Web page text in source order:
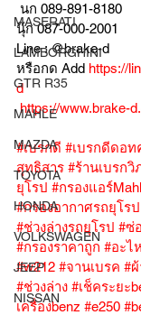
MASERATI
LAMBORGHINI
GTR R35
MAHLE
MAZDA
TOYOTA
HONDA
VOLKSWAGEN
JEEP
NISSAN
นก 089-891-8180
นุ๊ก 087-000-2001
Line : @brake-d
หรือกด Add https://
d
https://www.brake-
#เบรกดี #เบรกดีดอท
สุทธิสาร #ร้านเบรกวิ
ยุโรป #กรองแอร์
#กรองอากาศรถยุโรป
#ช่วงล่างรถยุโรป #ซ่
#กรองราคาถูก #อะไ
#w212 #จานเบรค #
#ช่วงล่าง #เช็คระยะ
เครื่องbenz #e250